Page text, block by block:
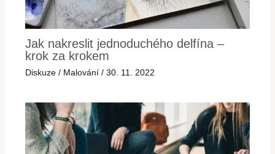
Jak nakreslit jednoduchého delfína –
krok za krokem
Diskuze / Malování /30. 11. 2022